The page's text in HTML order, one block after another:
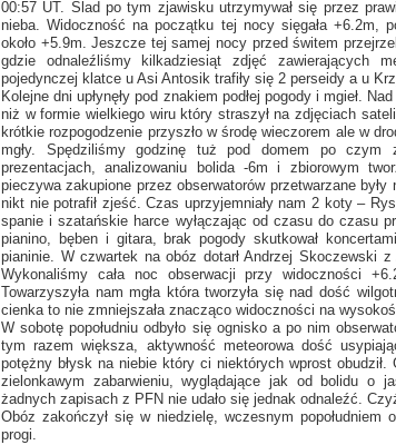
00:57 UT. Ślad po tym zjawisku utrzymywał się przez
nieba. Widoczność na początku tej nocy sięgała +6.2m,
około +5.9m. Jeszcze tej samej nocy przed świtem
gdzie odnaleźliśmy kilkadziesiąt zdjęć zawierających
pojedynczej klatce u Asi Antosik trafiły się 2 perseidy a u
Kolejne dni upłynęły pod znakiem podłej pogody i mgieł.
niż w formie wielkiego wiru który straszył na zdjęciach
krótkie rozpogodzenie przyszło w środę wieczorem ale w
mgły. Spędziliśmy godzinę tuż pod domem po czym
prezentacjach, analizowaniu bolida -6m i zbiorowym
pieczywa zakupione przez obserwatorów przetwarzane
nikt nie potrafił zjeść. Czas uprzyjemniały nam 2 koty –
spanie i szatańskie harce wyłączając od czasu do czasu
pianino, bęben i gitara, brak pogody skutkował
pianinie. W czwartek na obóz dotarł Andrzej Skoczewski
Wykonaliśmy cała noc obserwacji przy widoczności
Towarzyszyła nam mgła która tworzyła się nad dość
cienka to nie zmniejszała znacząco widoczności na
W sobotę popołudniu odbyło się ognisko a po nim
tym razem większa, aktywność meteorowa dość
potężny błysk na niebie który ci niektórych wprost
zielonkawym zabarwieniu, wyglądające jak od bolidu o
żadnych zapisach z PFN nie udało się jednak odnaleźć.
Obóz zakończył się w niedzielę, wczesnym
progi.